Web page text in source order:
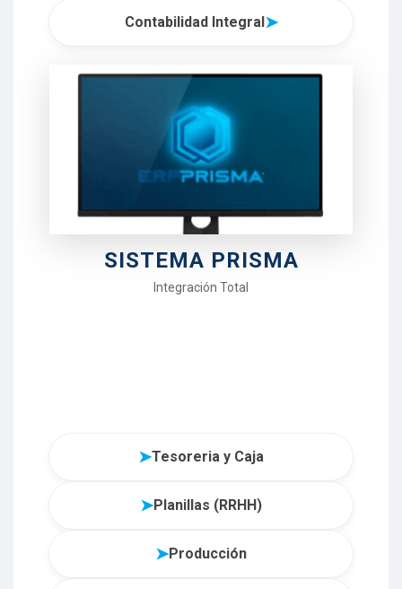
Contabilidad Integral➤
SISTEMA PRISMA
Integración Total
➤Tesoreria y Caja
➤Planillas (RRHH)
➤Producción